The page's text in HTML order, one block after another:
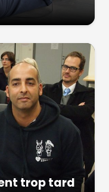
trop tard